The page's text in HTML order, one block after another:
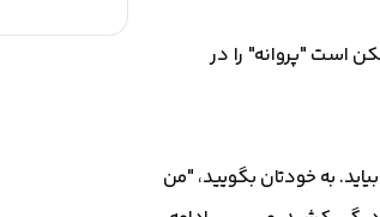
است "پروانه" را در
به خودتان بگویید، "من